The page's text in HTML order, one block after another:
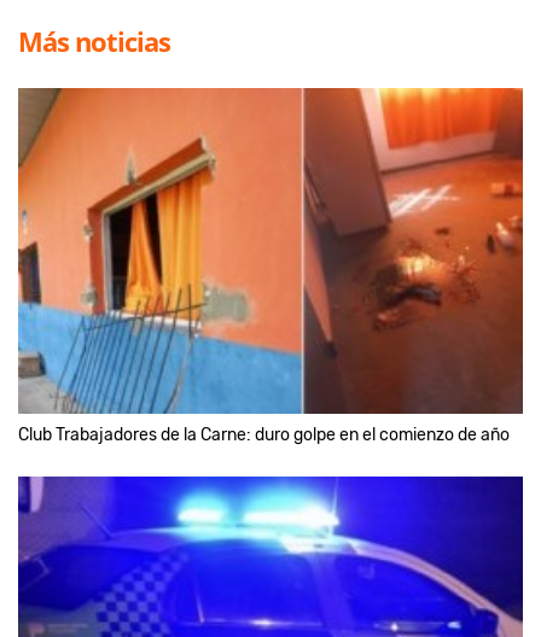
Más noticias
Club Trabajadores de la Carne: duro golpe en el comienzo de año